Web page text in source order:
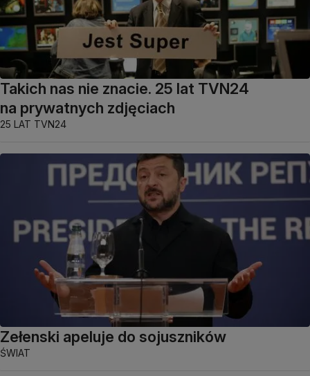
Takich nas nie znacie. 25 lat TVN24
na prywatnych zdjęciach
25 LAT TVN24
Zełenski apeluje do sojuszników
ŚWIAT